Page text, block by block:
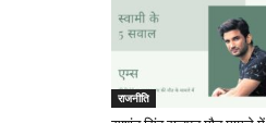
राजनीति